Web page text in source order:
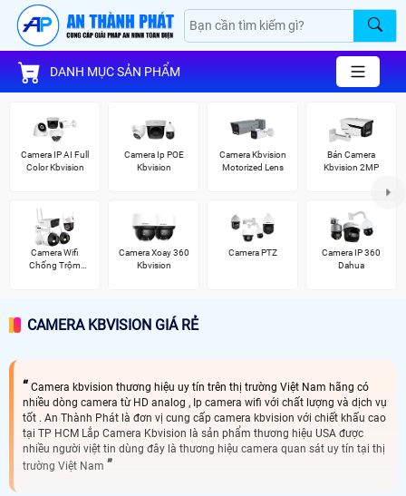
DANH MỤC SẢN PHẨM
Camera IP AI Full
Color Kbvision
Camera Ip POE
Kbvision
Camera Kbvision
Motorized Lens
Bán Camera
Kbvision 2MP
Camera Wifi
Chống Trộm
Camera Xoay 360
Kbvision
Camera PTZ
Camera IP 360
Dahua
CAMERA KBVISION GIÁ RẺ
Camera kbvision thương hiệu uy tín trên thị trường Việt Nam hãng có
nhiều dòng camera từ HD analog , Ip camera wifi với chất lượng và dịch vụ
tốt . An Thành Phát là đơn vị cung cấp camera kbvision với chiết khấu cao
tại TP HCM Lắp Camera Kbvision là sản phẩm thương hiệu USA được
nhiều người việt tin dùng đây là thương hiệu camera quan sát uy tín tại thị
trường Việt Nam